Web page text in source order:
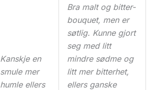
Kanskje en
smule mer
humle ellers
Bra malt og bitter-
bouquet, men er
søtlig. Kunne gjort
seg med litt
mindre sødme og
litt mer bitterhet,
ellers ganske